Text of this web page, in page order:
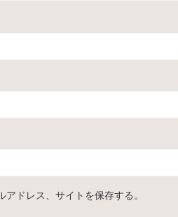
ドレス、サイトを保存する。